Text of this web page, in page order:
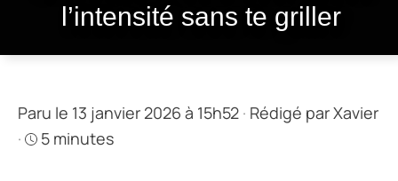
l’intensité sans te griller
Paru le 13 janvier 2026 à 15h52 · Rédigé parXavier
·
5 minutes